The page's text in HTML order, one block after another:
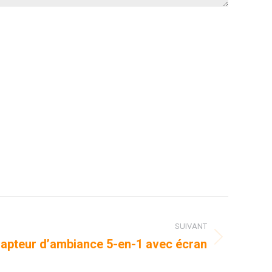
SUIVANT
d’ambiance 5-en-1 avec écran